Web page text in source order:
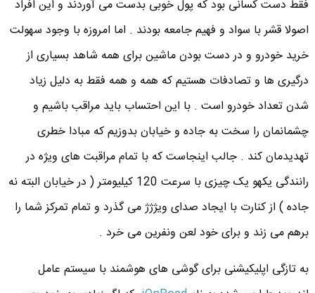
فقط دست کسانی بود که پول خوبی بدست می آوردند و این افراد
اصولا قشر با سواد و فهیم جامعه بودند . اما امروزه با وجود سهولت
خرید خودرو و در دست بودن ماشین برای همه شاهد بسیاری از
درگیری ها و تصادفات هستیم که همه و همه فقط به دلیل زیاد
شدن تعداد خودرو است . با این احتساب باید مراقب باشیم و
چشمانمان را سخت به جاده و خیابان بدوزیم که مبادا خطری
تهدیدمان کند . جالب اینجاست که با تمام مراقبت های ویژه در
رانندگی یکهو یک چیزی با سرعت 120 کیلیومتر ( در خیابان البته نه
جاده ) از کنارت با ایجاد صدای ویژژژ می گذرد و تمام تمرکز شما را
برهم می زند و برای خود لعن ونفرین می خرد .
به تازگی اپلیکیشنی برای گوشی های هوشمند با سیستم عامل